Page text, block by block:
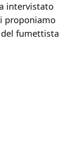
intervistato
proponiamo
fumettista